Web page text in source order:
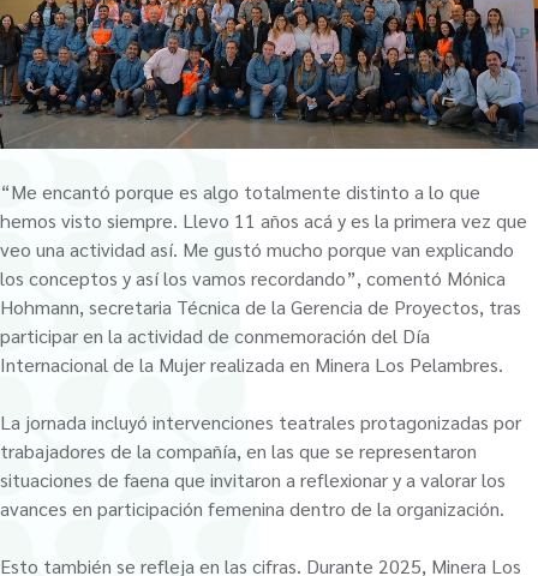
“Me encantó porque es algo totalmente distinto a lo que
hemos visto siempre. Llevo 11 años acá y es la primera vez que
veo una actividad así. Me gustó mucho porque van explicando
los conceptos y así los vamos recordando”, comentó Mónica
Hohmann, secretaria Técnica de la Gerencia de Proyectos, tras
participar en la actividad de conmemoración del Día
Internacional de la Mujer realizada en Minera Los Pelambres.
La jornada incluyó intervenciones teatrales protagonizadas por
trabajadores de la compañía, en las que se representaron
situaciones de faena que invitaron a reflexionar y a valorar los
avances en participación femenina dentro de la organización.
Esto también se refleja en las cifras. Durante 2025, Minera Los